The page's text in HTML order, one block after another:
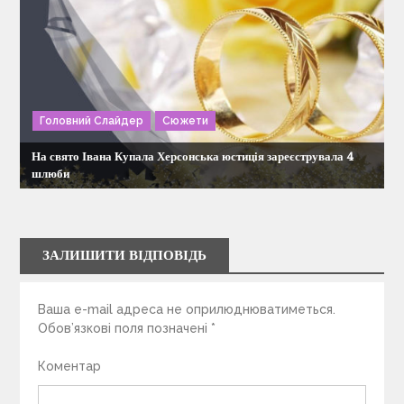
Головний Слайдер Сюжети
На свято Івана Купала Херсонська юстиція зареєструвала 4
шлюби
ЗАЛИШИТИ ВІДПОВІДЬ
Ваша e-mail адреса не оприлюднюватиметься.
Обов’язкові поля позначені *
Коментар